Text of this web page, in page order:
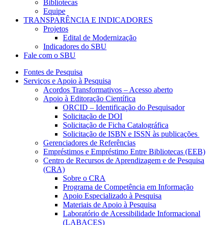
Bibliotecas
Equipe
TRANSPARÊNCIA E INDICADORES
Projetos
Edital de Modernização
Indicadores do SBU
Fale com o SBU
Fontes de Pesquisa
Serviços e Apoio à Pesquisa
Acordos Transformativos – Acesso aberto
Apoio à Editoração Científica
ORCID – Identificação do Pesquisador
Solicitação de DOI
Solicitação de Ficha Catalográfica
Solicitação de ISBN e ISSN às publicações
Gerenciadores de Referências
Empréstimos e Empréstimo Entre Bibliotecas (EEB)
Centro de Recursos de Aprendizagem e de Pesquisa
(CRA)
Sobre o CRA
Programa de Competência em Informação
Apoio Especializado à Pesquisa
Materiais de Apoio à Pesquisa
Laboratório de Acessibilidade Informacional
(LABACES)